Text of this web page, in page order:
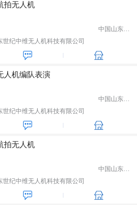
拍无人机
中国山东省潍坊市
世纪中维无人机科技有限公司
人机编队表演
中国山东省潍坊市
世纪中维无人机科技有限公司
拍无人机
中国山东省潍坊市
世纪中维无人机科技有限公司